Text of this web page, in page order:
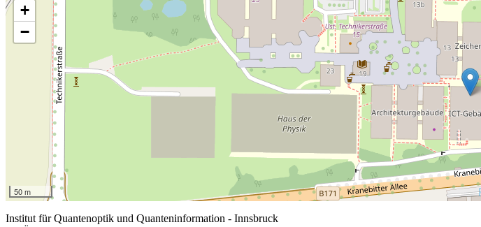
+
−
50 m
Institut für Quantenoptik und Quanteninformation - Innsbruck